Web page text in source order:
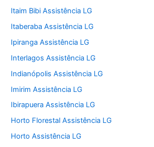
Itaim Bibi Assistência LG
Itaberaba Assistência LG
Ipiranga Assistência LG
Interlagos Assistência LG
Indianópolis Assistência LG
Imirim Assistência LG
Ibirapuera Assistência LG
Horto Florestal Assistência LG
Horto Assistência LG